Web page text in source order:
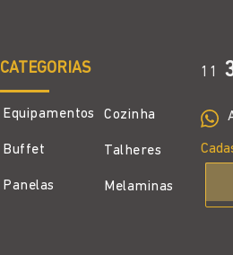
CATEGORIAS
Equipamentos
Buffet
Panelas
Cozinha
Talheres
Melaminas
11